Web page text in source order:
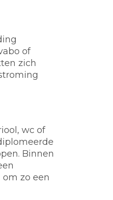
of
zich
wc of
Binnen
zo een